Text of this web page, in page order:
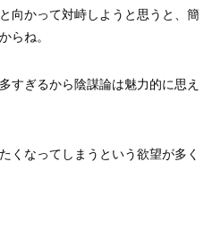
向かって対峙しようと思うと、簡
らね。
すぎるから陰謀論は魅力的に思え
くなってしまうという欲望が多く